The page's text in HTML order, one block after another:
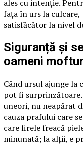
ales cu intenție.
fața în urs la
satisfăcător la nivel
Siguranță și
oameni
Când ursul ajunge la
pot fi
uneori, nu neapărat
cauza prafului care
care firele freacă
minunată; la alții, e